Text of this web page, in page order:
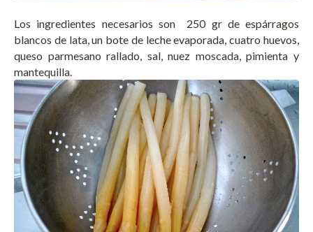
Los ingredientes necesarios son 250 gr de espárragos
blancos de lata, un bote de leche evaporada, cuatro huevos,
queso parmesano rallado, sal, nuez moscada, pimienta y
mantequilla.